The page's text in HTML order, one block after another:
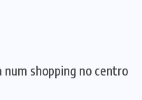
shopping no centro